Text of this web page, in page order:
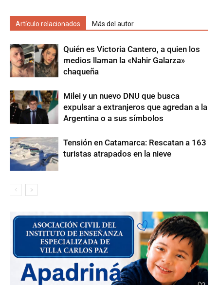
Artículo relacionados Más del autor
Quién es Victoria Cantero, a quien los
medios llaman la «Nahir Galarza»
chaqueña
Milei y un nuevo DNU que busca
expulsar a extranjeros que agredan a la
Argentina o a sus símbolos
Tensión en Catamarca: Rescatan a 163
turistas atrapados en la nieve